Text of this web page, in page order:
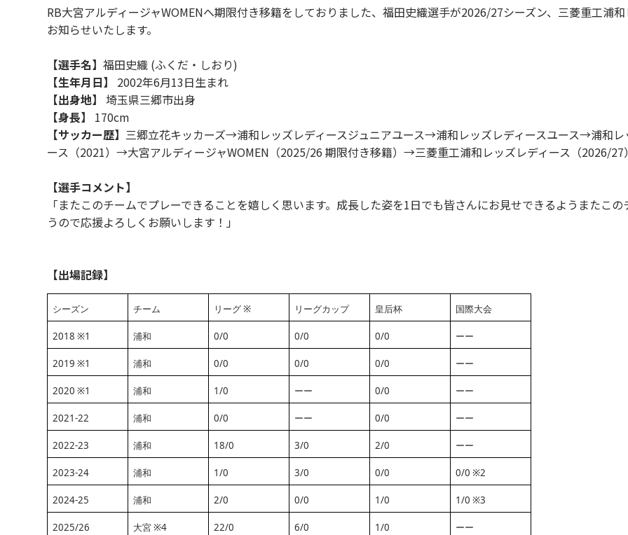
RB大宮アルディージャWOMENへ期限付き移籍をしておりました、福田史織選手が2026/27シーズン、三菱重工浦
お知らせいたします。
【選手名】福田史織 (ふくだ・しおり)
【生年月日】
2002年6月13日生まれ
【出身地】 埼玉県三郷市出身
【身長】
170cm
【サッカー歴】 三郷立花キッカーズ→浦和レッズレディースジュニアユース→浦和レッズレディースユース→浦和
ース（2021）→大宮アルディージャWOMEN（2025/26 期限付き移籍）→三菱重工浦和レッズレディース（2026/27）
【選手コメント】
「またこのチームでプレーできることを嬉しく思います。成長した姿を1日でも皆さんにお見せできるようまたこ
うので応援よろしくお願いします！」
【出場記録】
シーズン チーム リーグ ※ リーグカップ 皇后杯 国際大会
2018 ※1 浦和 0/0 0/0 0/0 ーー
2019 ※1 浦和 0/0 0/0 0/0 ーー
2020 ※1 浦和 1/0 ーー 0/0 ーー
2021-22 浦和 0/0 ーー 0/0 ーー
2022-23 浦和 18/0 3/0 2/0 ーー
2023-24 浦和 1/0 3/0 0/0 0/0 ※2
2024-25 浦和 2/0 0/0 1/0 1/0 ※3
2025/26 大宮 ※4 22/0 6/0 1/0 ーー